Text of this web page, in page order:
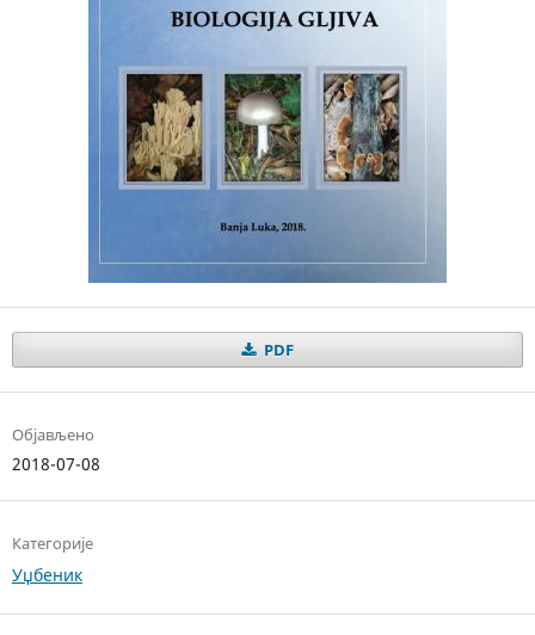
PDF
Објављено
2018-07-08
Категорије
Уџбеник